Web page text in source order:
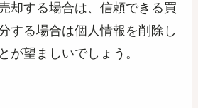
却する場合は、信頼できる買
する場合は個人情報を削除し
が望ましいでしょう。